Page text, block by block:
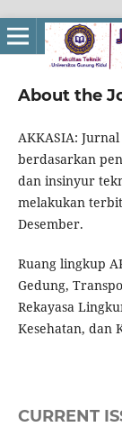
About the
AKKASIA:
berdasarkan
dan insinyur
melakukan
Desember.
Ruang lingkup
Gedung,
Rekayasa
Kesehatan, dan
CURRENT